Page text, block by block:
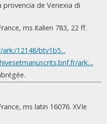
de Venexia di
ms italien 783, 22 ff.
12148/btv1b5...
ark:...
ms latin 16076. XVIe